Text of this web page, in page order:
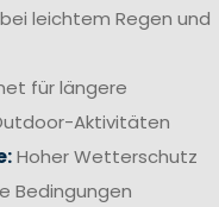
leichtem Regen und
für längere
Aktivitäten
Hoher Wetterschutz
Bedingungen